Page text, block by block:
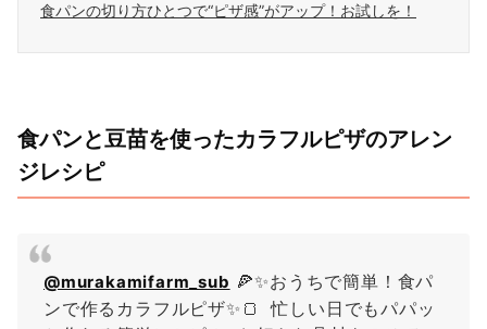
食パンの切り方ひとつで“ピザ感”がアップ！お試しを！
食パンと豆苗を使ったカラフルピザのアレン
ジレシピ
@murakamifarm_sub 🍕✨おうちで簡単！食パ
ンで作るカラフルピザ✨🍞 忙しい日でもパパッ